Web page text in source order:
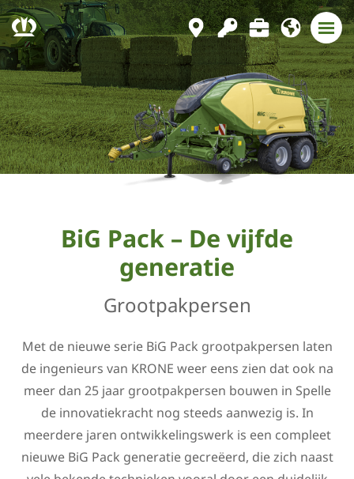
BiG Pack – De vijfde
generatie
Grootpakpersen
Met de nieuwe serie BiG Pack grootpakpersen laten
de ingenieurs van KRONE weer eens zien dat ook na
meer dan 25 jaar grootpakpersen bouwen in Spelle
de innovatiekracht nog steeds aanwezig is. In
meerdere jaren ontwikkelingswerk is een compleet
nieuwe BiG Pack generatie gecreëerd, die zich naast